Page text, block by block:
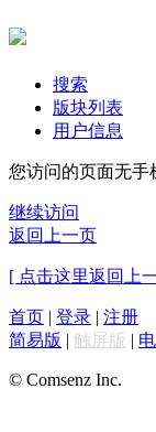
搜索
版块列表
用户信息
您访问的页面无手
继续访问
返回上一页
[ 点击这里返回上
首页 | 登录 | 注册
简易版 | 触屏版 |
© Comsenz Inc.